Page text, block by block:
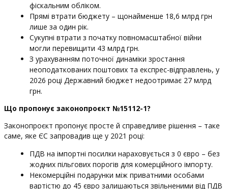
фіскальним обліком.
Прямі втрати бюджету – щонайменше 18,6 млрд грн
лише за один рік.
Сукупні втрати з початку повномасштабної війни
могли перевищити 43 млрд грн.
З урахуванням поточної динаміки зростання
неоподаткованих поштових та експрес-відправлень, у
2026 році Державний бюджет недоотримає 27 млрд
грн.
Що пропонує законопроєкт №15112-1?
Законопроєкт пропонує просте й справедливе рішення – таке
саме, яке ЄС запровадив ще у 2021 році:
ПДВ на імпортні посилки нараховується з 0 євро – без
жодних пільгових порогів для комерційного імпорту.
Некомерційні подарунки між приватними особами
вартістю до 45 євро залишаються звільненими від ПДВ